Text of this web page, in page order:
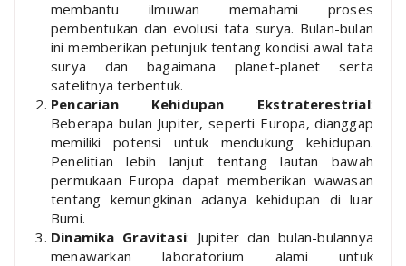
membantu ilmuwan memahami proses
pembentukan dan evolusi tata surya. Bulan-bulan
ini memberikan petunjuk tentang kondisi awal tata
surya dan bagaimana planet-planet serta
satelitnya terbentuk.
Pencarian Kehidupan Ekstraterestrial:
Beberapa bulan Jupiter, seperti Europa, dianggap
memiliki potensi untuk mendukung kehidupan.
Penelitian lebih lanjut tentang lautan bawah
permukaan Europa dapat memberikan wawasan
tentang kemungkinan adanya kehidupan di luar
Bumi.
Dinamika Gravitasi: Jupiter dan bulan-bulannya
menawarkan laboratorium alami untuk